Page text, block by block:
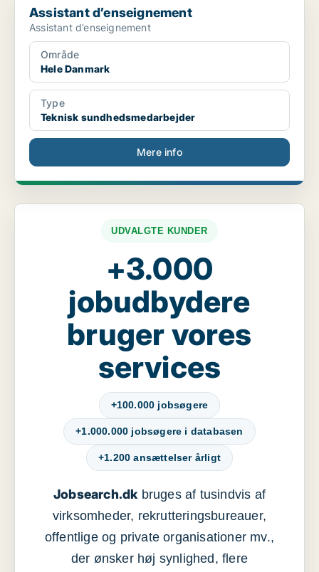
Assistant d’enseignement
Assistant d’enseignement
Område
Hele Danmark
Type
Teknisk sundhedsmedarbejder
Mere info
UDVALGTE KUNDER
+3.000
jobudbydere
bruger vores
services
+100.000 jobsøgere
+1.000.000 jobsøgere i databasen
+1.200 ansættelser årligt
Jobsearch.dkbruges af tusindvis af
virksomheder, rekrutteringsbureauer,
offentlige og private organisationer mv.,
der ønsker høj synlighed, flere